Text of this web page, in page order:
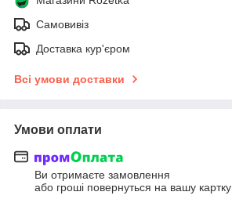
Самовивіз
Доставка кур'єром
Всі умови доставки
Умови оплати
Ви отримаєте замовлення
або гроші повернуться на вашу картку